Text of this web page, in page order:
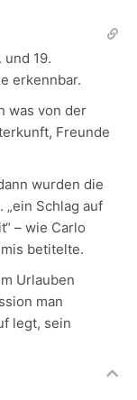
19.
erkennbar.
was von der
Freunde
wurden die
„ein Schlag auf
– wie Carlo
betitelte.
Urlauben
man
legt, sein